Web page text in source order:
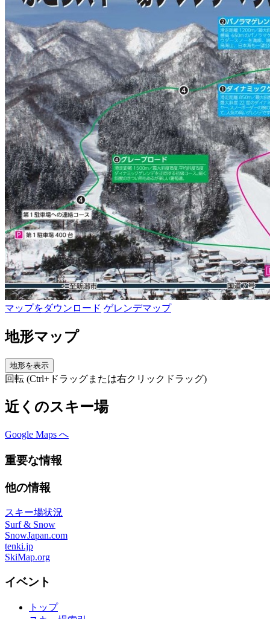
マップをダウンロード ゲレンデマップ
地形マップ
地形を表示
回転 (Ctrl+ドラッグまたは右クリックドラッグ)
近くのスキー場
Google Maps へ
重要な情報
他の情報
スキー場状況
Surf & Snow
SnowJapan.com
tenki.jp
SkiMap.org
イベント
トップ